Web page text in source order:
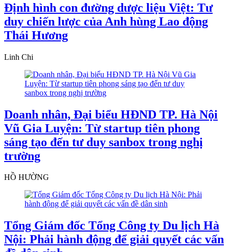
Định hình con đường dược liệu Việt: Tư
duy chiến lược của Anh hùng Lao động
Thái Hương
Linh Chi
Doanh nhân, Đại biểu HĐND TP. Hà Nội
Vũ Gia Luyện: Từ startup tiên phong
sáng tạo đến tư duy sanbox trong nghị
trường
HỒ HƯỜNG
Tổng Giám đốc Tổng Công ty Du lịch Hà
Nội: Phải hành động để giải quyết các vấn